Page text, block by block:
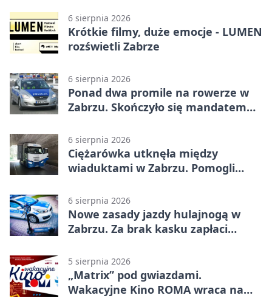
6 sierpnia 2026
Krótkie filmy, duże emocje - LUMEN
rozświetli Zabrze
6 sierpnia 2026
Ponad dwa promile na rowerze w
Zabrzu. Skończyło się mandatem
6 sierpnia 2026
Ciężarówka utknęła między
wiaduktami w Zabrzu. Pomogli
6 sierpnia 2026
Nowe zasady jazdy hulajnogą w
Zabrzu. Za brak kasku zapłaci
5 sierpnia 2026
„Matrix” pod gwiazdami.
Wakacyjne Kino ROMA wraca na